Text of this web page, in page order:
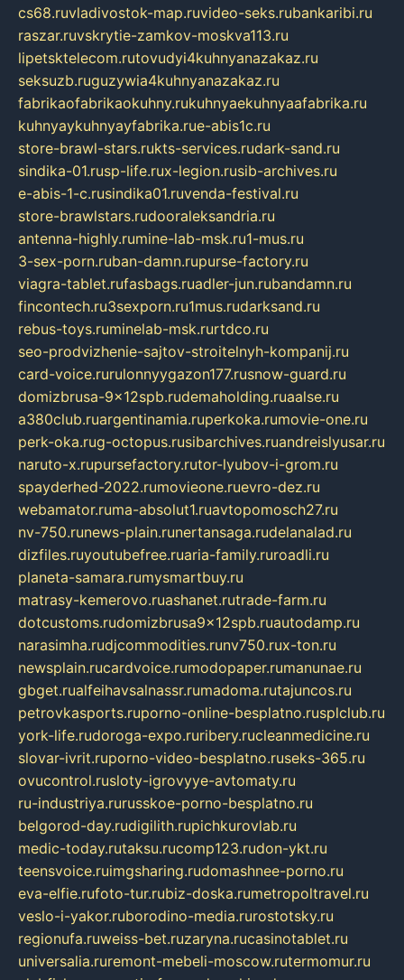
cs68.ruvladivostok-map.ruvideo-seks.rubankaribi.ru
raszar.ruvskrytie-zamkov-moskva113.ru
lipetsktelecom.rutovudyi4kuhnyanazakaz.ru
seksuzb.ruguzywia4kuhnyanazakaz.ru
fabrikaofabrikaokuhny.rukuhnyaekuhnyaafabrika.ru
kuhnyaykuhnyayfabrika.rue-abis1c.ru
store-brawl-stars.rukts-services.rudark-sand.ru
sindika-01.rusp-life.rux-legion.rusib-archives.ru
e-abis-1-c.rusindika01.ruvenda-festival.ru
store-brawlstars.rudooraleksandria.ru
antenna-highly.rumine-lab-msk.ru1-mus.ru
3-sex-porn.ruban-damn.rupurse-factory.ru
viagra-tablet.rufasbags.ruadler-jun.rubandamn.ru
fincontech.ru3sexporn.ru1mus.rudarksand.ru
rebus-toys.ruminelab-msk.rurtdco.ru
seo-prodvizhenie-sajtov-stroitelnyh-kompanij.ru
card-voice.rurulonnyygazon177.rusnow-guard.ru
domizbrusa-9x12spb.rudemaholding.ruaalse.ru
a380club.ruargentinamia.ruperkoka.rumovie-one.ru
perk-oka.rug-octopus.rusibarchives.ruandreislyusar.ru
naruto-x.rupursefactory.rutor-lyubov-i-grom.ru
spayderhed-2022.rumovieone.ruevro-dez.ru
webamator.ruma-absolut1.ruavtopomosch27.ru
nv-750.runews-plain.runertansaga.rudelanalad.ru
dizfiles.ruyoutubefree.ruaria-family.ruroadli.ru
planeta-samara.rumysmartbuy.ru
matrasy-kemerovo.ruashanet.rutrade-farm.ru
dotcustoms.rudomizbrusa9x12spb.ruautodamp.ru
narasimha.rudjcommodities.runv750.rux-ton.ru
newsplain.rucardvoice.rumodopaper.rumanunae.ru
gbget.rualfeihavsalnassr.rumadoma.rutajuncos.ru
petrovkasports.ruporno-online-besplatno.rusplclub.ru
york-life.rudoroga-expo.ruribery.rucleanmedicine.ru
slovar-ivrit.ruporno-video-besplatno.ruseks-365.ru
ovucontrol.rusloty-igrovyye-avtomaty.ru
ru-industriya.rurusskoe-porno-besplatno.ru
belgorod-day.rudigilith.rupichkurovlab.ru
medic-today.rutaksu.rucomp123.rudon-ykt.ru
teensvoice.ruimgsharing.rudomashnee-porno.ru
eva-elfie.rufoto-tur.rubiz-doska.rumetropoltravel.ru
veslo-i-yakor.ruborodino-media.rurostotsky.ru
regionufa.ruweiss-bet.ruzaryna.rucasinotablet.ru
universalia.ruremont-mebeli-moscow.rutermomur.ru